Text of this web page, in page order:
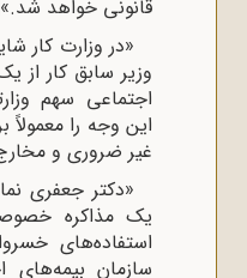
قانونی خواهد شد.»
«در وزارت کار
وزیر سابق کار از
اجتماعی سهم
این وجه را
غیر ضروری و
«دکتر جعفری
یک مذاکره
استفاده‌های
سازمان